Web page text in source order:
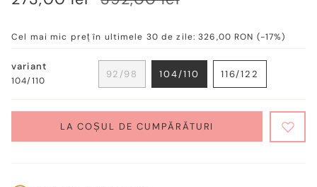
Cel mai mic preț în ultimele 30 de zile:326,00 RON (-17%)
variant
104/110
92/98
VARIANTE
ODER
NICHT
VERFÜGBAR
104/110
VARIANTE
ODER
NICHT
VERFÜGBAR
116/122
VARIANTE
ODER
VERFÜGBAR
LA COȘUL DE CUMPĂRĂTURI